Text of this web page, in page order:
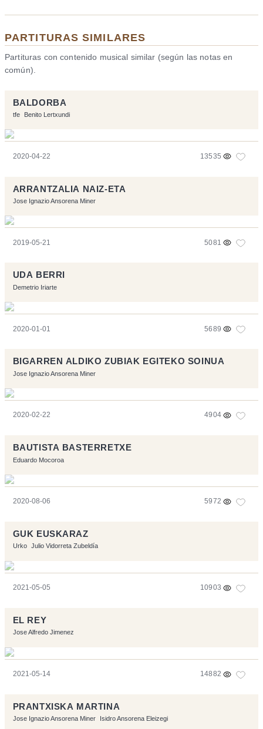
PARTITURAS SIMILARES
Partituras con contenido musical similar (según las notas en
común).
BALDORBA
tfe Benito Lertxundi
2020-04-22 13535
ARRANTZALIA NAIZ-ETA
Jose Ignazio Ansorena Miner
2019-05-21 5081
UDA BERRI
Demetrio Iriarte
2020-01-01 5689
BIGARREN ALDIKO ZUBIAK EGITEKO SOINUA
Jose Ignazio Ansorena Miner
2020-02-22 4904
BAUTISTA BASTERRETXE
Eduardo Mocoroa
2020-08-06 5972
GUK EUSKARAZ
Urko Julio Vidorreta Zubeldía
2021-05-05 10903
EL REY
Jose Alfredo Jimenez
2021-05-14 14882
PRANTXISKA MARTINA
Jose Ignazio Ansorena Miner Isidro Ansorena Eleizegi